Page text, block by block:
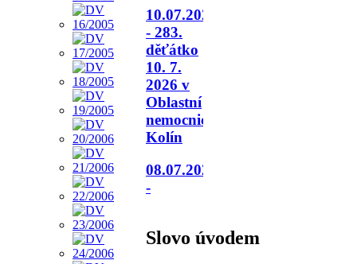
10.07.2026
- 283.
děťátko
10. 7.
2026 v
Oblastní
nemocnici
Kolín
08.07.2026
-
Slovo úvodem